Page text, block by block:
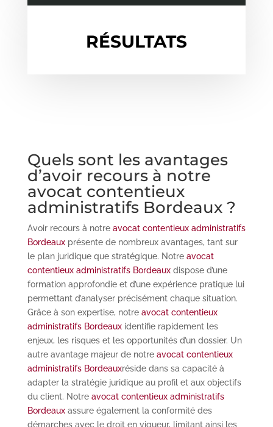
RÉSULTATS
Quels sont les avantages
d’avoir recours à notre
avocat contentieux
administratifs Bordeaux ?
Avoir recours à notre avocat contentieux administratifs
Bordeauxprésente de nombreux avantages, tant sur
le plan juridique que stratégique. Notre avocat
contentieux administratifs Bordeauxdispose d’une
formation approfondie et d’une expérience pratique lui
permettant d’analyser précisément chaque situation.
Grâce à son expertise, notre avocat contentieux
administratifs Bordeauxidentifie rapidement les
enjeux, les risques et les opportunités d’un dossier. Un
autre avantage majeur de notre avocat contentieux
administratifs Bordeauxréside dans sa capacité à
adapter la stratégie juridique au profil et aux objectifs
du client. Notre avocat contentieux administratifs
Bordeauxassure également la conformité des
démarches avec le droit en vigueur, limitant ainsi les